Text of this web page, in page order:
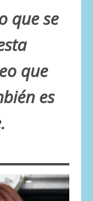
que se
que
es